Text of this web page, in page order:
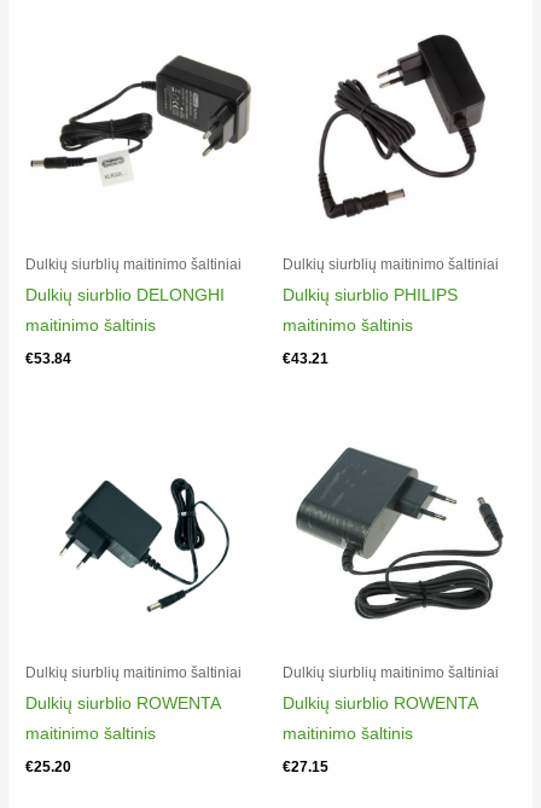
Electrolux ES31CB18SH
900402232
Electrolux ES52AB18UG
Electrolux ES52CB18DB
900402190
Electrolux ES52CB18SH
900402189
00
Electrolux WQ61-40OG
900277515
00
Dulkių siurblių maitinimo šaltiniai
Dulkių siurblio DELONGHI
maitinimo šaltinis
€53.84
Dulkių siurblių maitinimo šaltiniai
Dulkių siurblio PHILIPS
maitinimo šaltinis
€43.21
Dulkių siurblių maitinimo šaltiniai
Dulkių siurblio ROWENTA
maitinimo šaltinis
€25.20
Dulkių siurblių maitinimo šaltiniai
Dulkių siurblio ROWENTA
maitinimo šaltinis
€27.15